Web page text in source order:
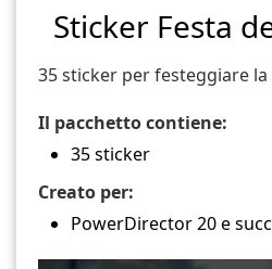
Sticker Festa
35 sticker per festeggiare la
Il pacchetto contiene:
35 sticker
Creato per:
PowerDirector 20 e